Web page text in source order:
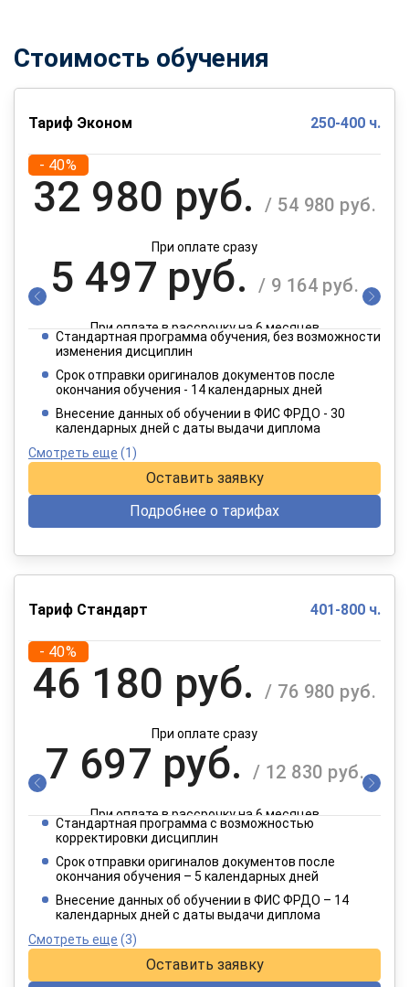
Стоимость обучения
Тариф Эконом 250-400 ч.
- 40%
32 980 руб. / 54 980 руб.
При оплате сразу
5 497 руб. / 9 164 руб.
При оплате в рассрочку на 6 месяцев
2 749 руб.
При оплате в рассрочку на 12 месяцев
Стандартная программа обучения, без возможности
изменения дисциплин
Срок отправки оригиналов документов после
окончания обучения - 14 календарных дней
Внесение данных об обучении в ФИС ФРДО - 30
календарных дней с даты выдачи диплома
Смотреть еще (1)
Оставить заявку
Подробнее о тарифах
Тариф Стандарт 401-800 ч.
- 40%
46 180 руб. / 76 980 руб.
При оплате сразу
7 697 руб. / 12 830 руб.
При оплате в рассрочку на 6 месяцев
3 849 руб.
При оплате в рассрочку на 12 месяцев
Стандартная программа с возможностью
корректировки дисциплин
Срок отправки оригиналов документов после
окончания обучения – 5 календарных дней
Внесение данных об обучении в ФИС ФРДО – 14
календарных дней с даты выдачи диплома
Смотреть еще (3)
Оставить заявку